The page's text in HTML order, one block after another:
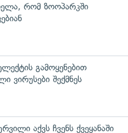
რომ ზოოპარკში
გამოყენებით
ვირუსები შექმნეს
აქვს ჩვენს ქვეყანაში